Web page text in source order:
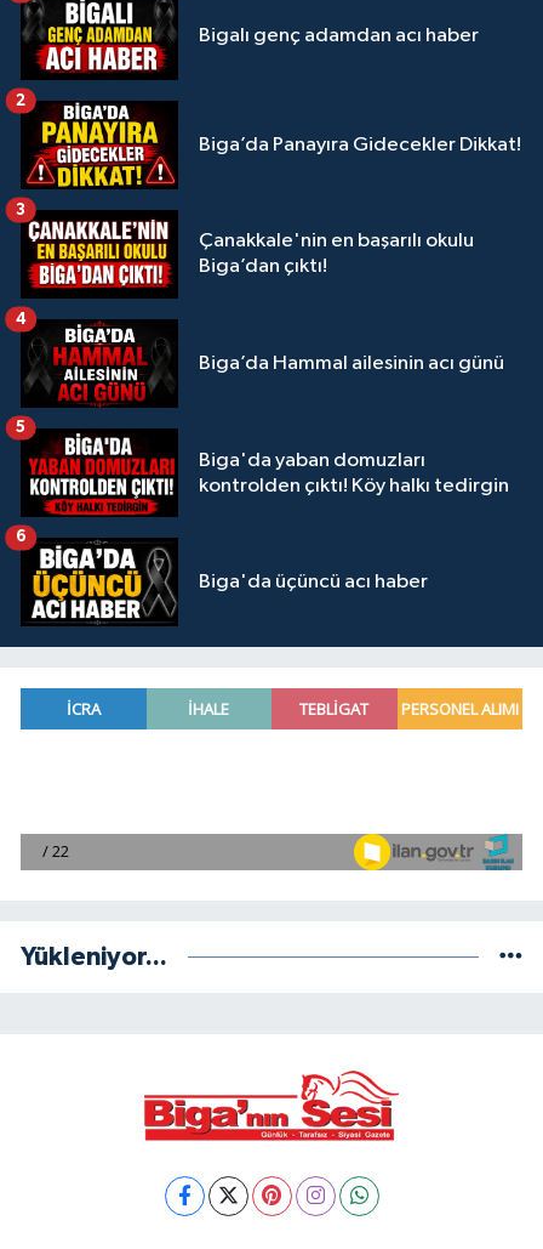
Bigalı genç adamdan acı haber
Biga’da Panayıra Gidecekler Dikkat!
2
Çanakkale'nin en başarılı okulu
Biga’dan çıktı!
3
Biga’da Hammal ailesinin acı günü
4
Biga'da yaban domuzları
kontrolden çıktı! Köy halkı tedirgin
5
Biga'da üçüncü acı haber
6
Yükleniyor...